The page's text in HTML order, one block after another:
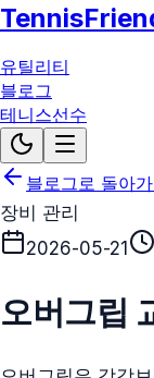
유틸리티
블로그
테니스선수
블로그로 돌아
장비 관리
2026-05-21
오버그립